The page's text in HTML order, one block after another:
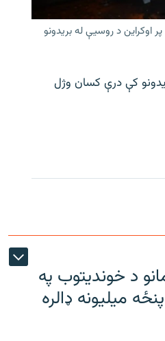
اوکراین د روسیې له بریدونو
کې درې کسان وژل
د خوندیتوب په
میلیونه ډالره